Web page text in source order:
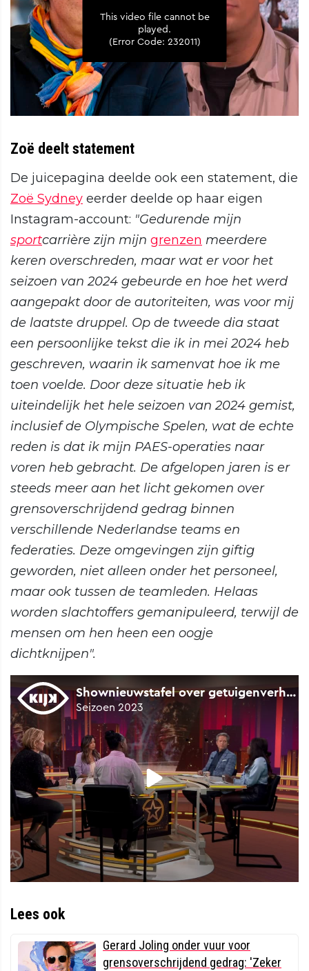
Zoë deelt statement
De juicepagina deelde ook een statement, die
Zoë Sydney eerder deelde op haar eigen
Instagram-account: "Gedurende mijn
sportcarrière zijn mijn grenzen meerdere
keren overschreden, maar wat er voor het
seizoen van 2024 gebeurde en hoe het werd
aangepakt door de autoriteiten, was voor mij
de laatste druppel. Op de tweede dia staat
een persoonlijke tekst die ik in mei 2024 heb
geschreven, waarin ik samenvat hoe ik me
toen voelde. Door deze situatie heb ik
uiteindelijk het hele seizoen van 2024 gemist,
inclusief de Olympische Spelen, wat de echte
reden is dat ik mijn PAES-operaties naar
voren heb gebracht. De afgelopen jaren is er
steeds meer aan het licht gekomen over
grensoverschrijdend gedrag binnen
verschillende Nederlandse teams en
federaties. Deze omgevingen zijn giftig
geworden, niet alleen onder het personeel,
maar ook tussen de teamleden. Helaas
worden slachtoffers gemanipuleerd, terwijl de
mensen om hen heen een oogje
dichtknijpen".
Lees ook
Gerard Joling onder vuur voor
grensoverschrijdend gedrag: 'Zeker